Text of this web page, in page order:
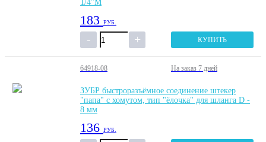
1/4"M
183 РУБ.
КУПИТЬ
64918-08 На заказ 7 дней
ЗУБР быстроразъёмное соединение штекер
"папа" с хомутом, тип "ёлочка" для шланга D -
8 мм
136 РУБ.